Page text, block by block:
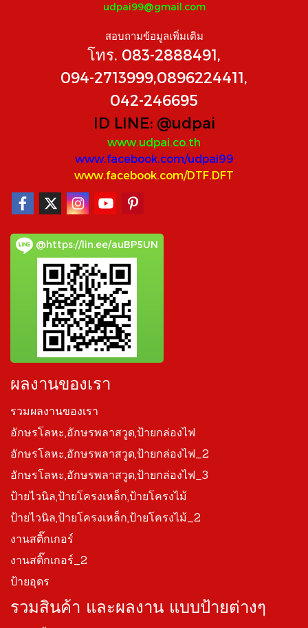
udpai99@gmail.com
สอบถามข้อมูลเพิ่มเติม
โทร. 083-2888491,
094-2713999,0896224411,
042-246695
ID LINE: @udpai
www.udpai.co.th
www.facebook.com/udpai99
www.facebook.com/DTF.DFT
@https://lin.ee/auBP5UN
ผลงานของเรา
รวมผลงานของเรา
อักษรโลหะ,อักษรพลาสวูด,ป้ายกล่องไฟ
อักษรโลหะ,อักษรพลาสวูด,ป้ายกล่องไฟ_2
อักษรโลหะ,อักษรพลาสวูด,ป้ายกล่องไฟ_3
ป้ายไวนิล,ป้ายโครงเหล็ก,ป้ายโครงไม้
ป้ายไวนิล,ป้ายโครงเหล็ก,ป้ายโครงไม้_2
งานสติ๊กเกอร์
งานสติ๊กเกอร์_2
ป้ายอุดร
รวมสินค้า และผลงาน แบบป้ายต่างๆ